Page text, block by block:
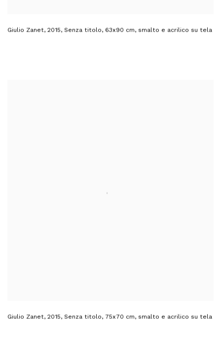
Giulio Zanet, 2015, Senza titolo, 63x90 cm, smalto e acrilico su tela
Giulio Zanet, 2015, Senza titolo, 75x70 cm, smalto e acrilico su tela